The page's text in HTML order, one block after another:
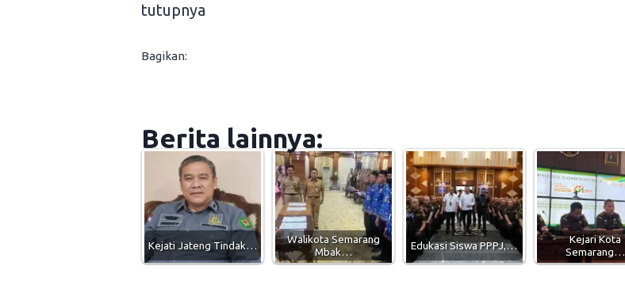
tutupnya
Bagikan:
Berita lainnya:
Kejati Jateng Tindak…
Walikota Semarang
Mbak…
Edukasi Siswa PPPJ,…
Kejari Kota
Semarang…